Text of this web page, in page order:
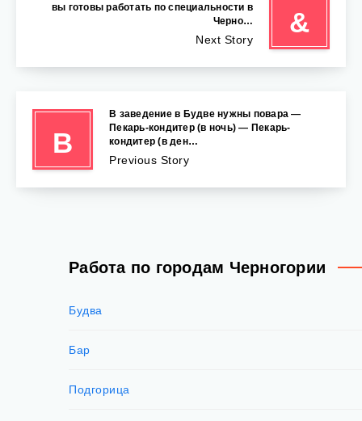
&
вы готовы работать по специальности в
Черно…
Next Story
В
В заведение в Будве нужны повара —
Пекарь-кондитер (в ночь) — Пекарь-
кондитер (в ден…
Previous Story
Работа по городам Черногории
Будва
Бар
Подгорица